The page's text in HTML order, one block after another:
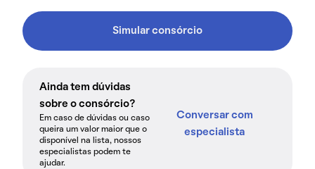
Simular consórcio
Ainda tem dúvidas
sobre o consórcio?
Em caso de dúvidas ou caso
queira um valor maior que o
disponível na lista, nossos
especialistas podem te
ajudar.
Conversar com
especialista